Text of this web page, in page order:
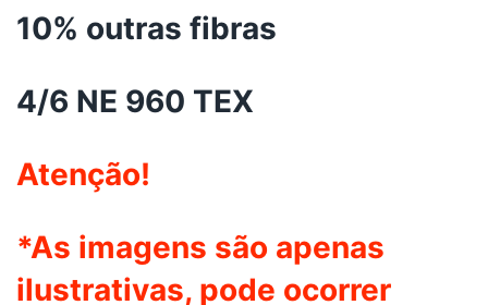
10% outras fibras
4/6 NE 960 TEX
Atenção!
*As imagens são apenas
ilustrativas, pode ocorrer